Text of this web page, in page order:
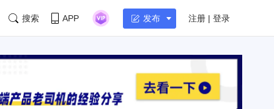
搜索 APP 发布 注册 | 登录